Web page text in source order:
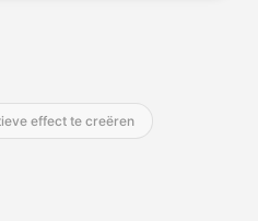
effect te creëren